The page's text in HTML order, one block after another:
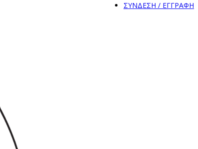
ΣΥΝΔΕΣΗ / ΕΓΓΡΑΦΗ